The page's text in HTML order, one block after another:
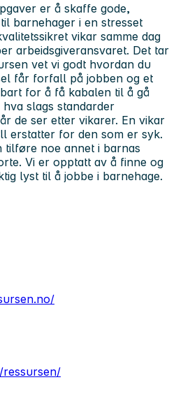
er å skaffe gode,
barnehager i en stresset
vikar samme dag
arbeidsgiveransvaret. Det tar
vet vi godt hvordan du
får forfall på jobben og et
for å få kabalen til å gå
slags standarder
de ser etter vikarer. En vikar
erstatter for den som er syk.
noe annet i barnas
Vi er opptatt av å finne og
lyst til å jobbe i barnehage.